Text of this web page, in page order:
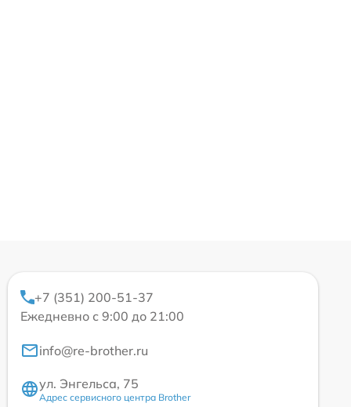
+7 (351) 200-51-37
Ежедневно с 9:00 до 21:00
info@re-brother.ru
ул. Энгельса, 75
Адрес сервисного центра Brother